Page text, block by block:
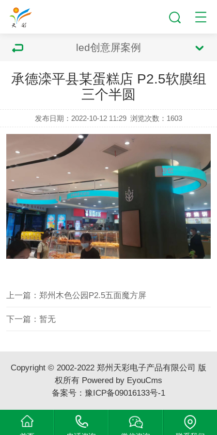
led创意屏案例
承德滦平县某蛋糕店 P2.5软膜组
三个半圆
发布日期：2022-10-12 11:29 浏览次数： 1603
上一篇：郑州木色公园P2.5五面魔方屏
下一篇：暂无
Copyright © 2002-2022 郑州天彩电子产品有限公司 版
权所有 Powered by EyouCms
备案号： 豫ICP备09016133号-1